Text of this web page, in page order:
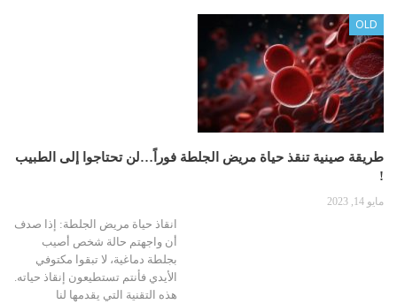
OLD
طريقة صينية تنقذ حياة مريض الجلطة فوراً…لن تحتاجوا إلى الطبيب
!
مايو 14, 2023
انقاذ حياة مريض الجلطة: إذا صدف
أن واجهتم حالة شخص أصيب
بجلطة دماغية، لا تبقوا مكتوفي
الأيدي فأنتم تستطيعون إنقاذ حياته.
هذه التقنية التي يقدمها لنا